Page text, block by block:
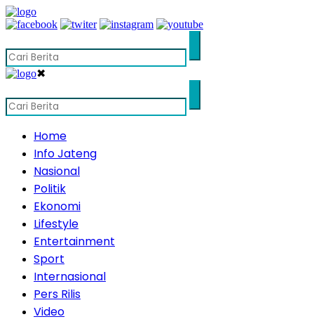
✖
Home
Info Jateng
Nasional
Politik
Ekonomi
Lifestyle
Entertainment
Sport
Internasional
Pers Rilis
Video